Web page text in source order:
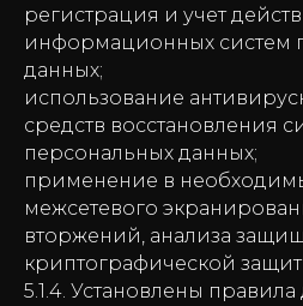
регистрация и учет
информационных систем
данных;
использование
средств восстановления
персональных данных;
применение в
межсетевого
вторжений, анализа
криптографической
5.1.4. Установлены правила